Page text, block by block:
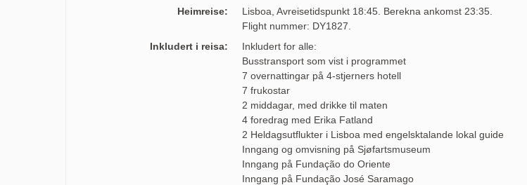
Heimreise:
Lisboa, Avreisetidspunkt 18:45. Berekna ankomst 23:35.
Flight nummer: DY1827.
Inkludert i reisa:
Inkludert for alle:
Busstransport som vist i programmet
7 overnattingar på 4-stjerners hotell
7 frukostar
2 middagar, med drikke til maten
4 foredrag med Erika Fatland
2 Heldagsutflukter i Lisboa med engelsktalande lokal guide
Inngang og omvisning på Sjøfartsmuseum
Inngang på Fundação do Oriente
Inngang på Fundação José Saramago